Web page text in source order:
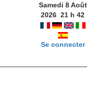
Samedi 8 Août
2026 21 h42
Se connecter